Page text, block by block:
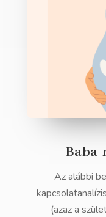
Az alábbi
(azaz a